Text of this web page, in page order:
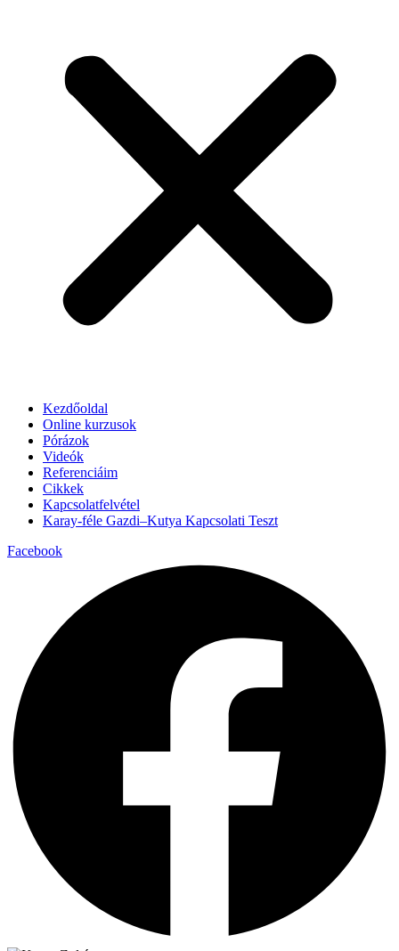
Kezdőoldal
Online kurzusok
Pórázok
Videók
Referenciáim
Cikkek
Kapcsolatfelvétel
Karay-féle Gazdi–Kutya Kapcsolati Teszt
Facebook